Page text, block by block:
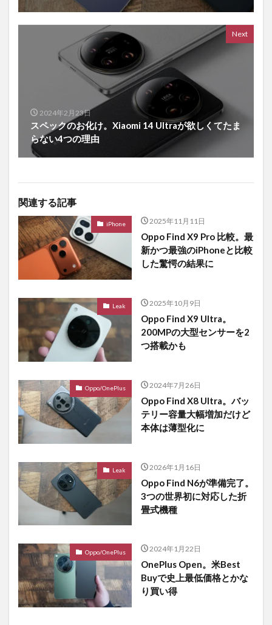
Next
2024年2月23日
スペックのお化け。Xiaomi 14 Ultraが欲しくてたま
らない4つの理由
関連する記事
iPhone 2025年11月11日
Oppo Find X9 Pro 比較。最
新かつ最強のiPhoneと比較
した驚愕の結果に
Leak 2025年10月9日
Oppo Find X9 Ultra。
200MPの大型センサーを2
つ搭載かも
Oppo/OnePlus 2024年7月26日
Oppo Find X8 Ultra。バッ
テリー容量大幅増加だけど
本体は薄型化に
Leak 2026年1月16日
Oppo Find N6が準備完了。
3つの世界初に対応した折
畳式機種
Oppo/OnePlus 2024年1月22日
OnePlus Open。米Best
Buyで史上最低価格とかな
り買い得